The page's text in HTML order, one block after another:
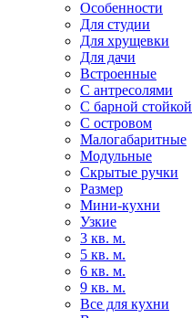
Особенности
Для студии
Для хрущевки
Для дачи
Встроенные
С антресолями
С барной стойкой
С островом
Малогабаритные
Модульные
Скрытые ручки
Размер
Мини-кухни
Узкие
3 кв. м.
5 кв. м.
6 кв. м.
9 кв. м.
Все для кухни